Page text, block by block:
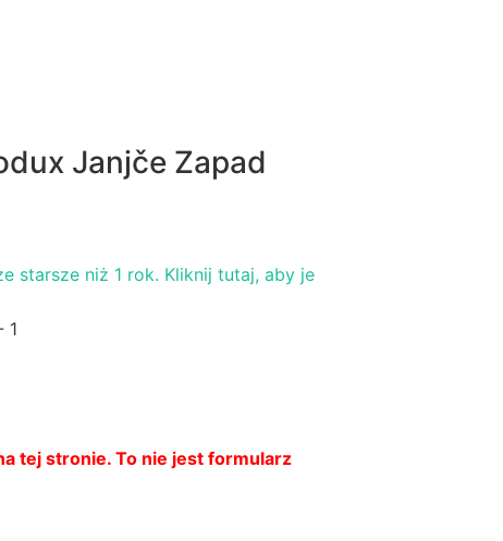
Janjče Zapad
starsze niż 1 rok. Kliknij tutaj, aby je
1
tej stronie. To nie jest formularz